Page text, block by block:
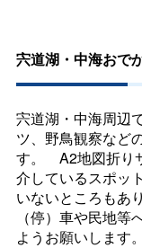
宍道湖・中海おで
宍道湖・中海周辺
ツ、野鳥観察など
す。 A2地図折り
介しているスポッ
いないところもあ
（停）車や民地
ようお願いします。